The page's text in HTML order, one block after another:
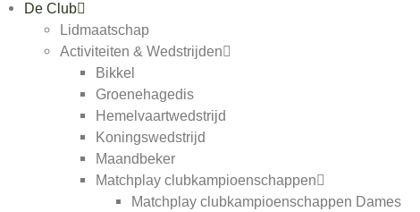
De Club
Lidmaatschap
Activiteiten & Wedstrijden
Bikkel
Groenehagedis
Hemelvaartwedstrijd
Koningswedstrijd
Maandbeker
Matchplay clubkampioenschappen
Matchplay clubkampioenschappen Dames